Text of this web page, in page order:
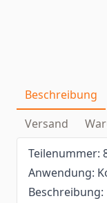
Beschreibung
Versand
Teilenummer:
Anwendung:
Beschreibung: